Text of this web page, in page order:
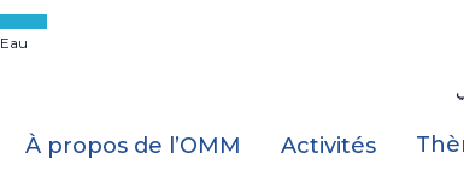
Eau
À propos de l’OMM Activités